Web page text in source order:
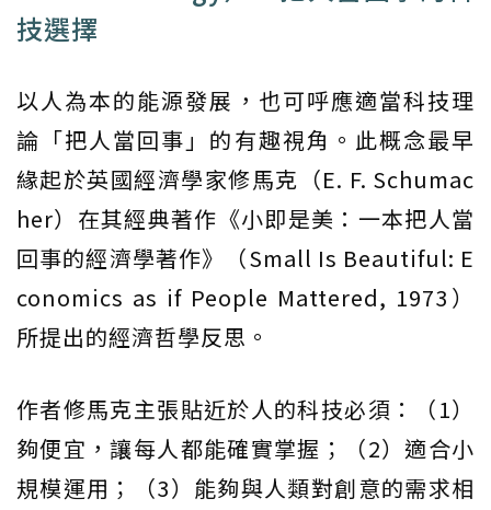
技選擇
以人為本的能源發展，也可呼應適當科技理
論「把人當回事」的有趣視角。此概念最早
緣起於英國經濟學家修馬克（E. F. Schumac
her）在其經典著作《小即是美：一本把人當
回事的經濟學著作》（Small Is Beautiful: E
conomics as if People Mattered, 1973）
所提出的經濟哲學反思。
作者修馬克主張貼近於人的科技必須：（1）
夠便宜，讓每人都能確實掌握；（2）適合小
規模運用；（3）能夠與人類對創意的需求相